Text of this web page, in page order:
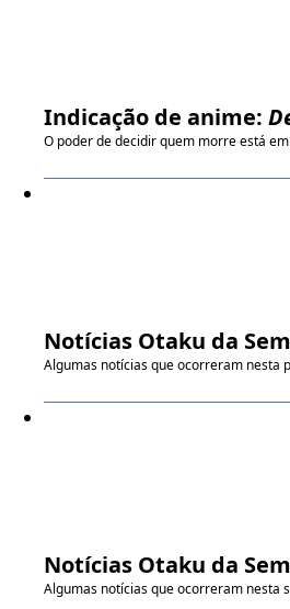
Indicação de anime:
O poder de decidir quem morre está
Notícias Otaku da
Algumas notícias que ocorreram nesta
Notícias Otaku da
Algumas notícias que ocorreram nesta